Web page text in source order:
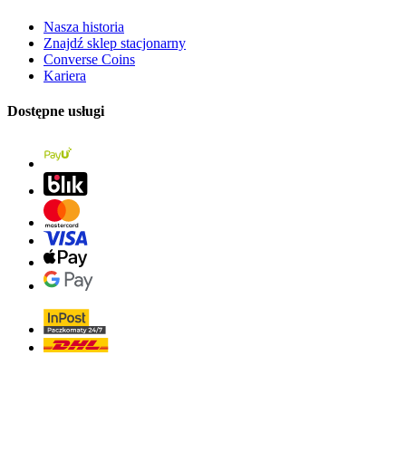
Nasza historia
Znajdź sklep stacjonarny
Converse Coins
Kariera
Dostępne usługi